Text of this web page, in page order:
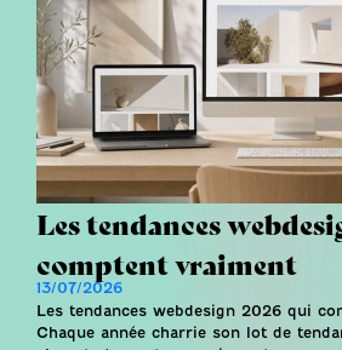
Les tendances
comptent vraiment
13/07/2026
Les tendances webdesign 2026 qui
Chaque année charrie son lot de